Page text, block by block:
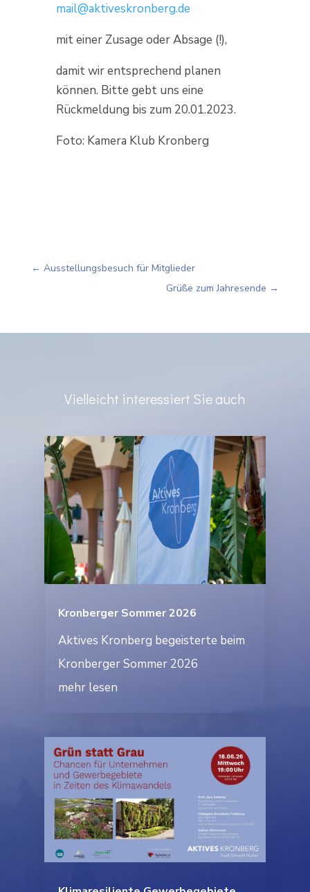
mail@aktiveskronberg.de
mit einer Zusage oder Absage (!),
damit wir entsprechend planen
können. Bitte gebt uns eine
Rückmeldung bis zum 20.01.2023.
Foto: Kamera Klub Kronberg
← Ausstellungsbesuch für Mitglieder
Grüße zum Jahresende →
Vielleicht interessiert Sie auch
Kronberger Sommer 2026
Aktives Kronberg begeisterte beim
Kronberger Sommer 2026
mehr lesen